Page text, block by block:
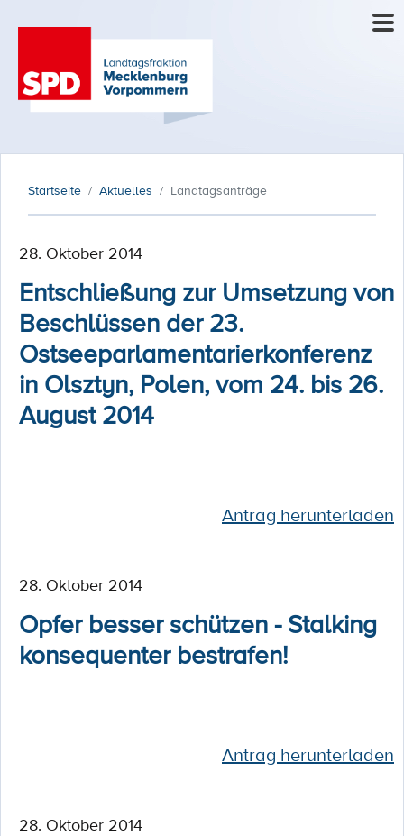
Startseite Aktuelles Landtagsanträge
28. Oktober 2014
Entschließung zur Umsetzung von
Beschlüssen der 23.
Ostseeparlamentarierkonferenz
in Olsztyn, Polen, vom 24. bis 26.
August 2014
Antrag herunterladen
28. Oktober 2014
Opfer besser schützen - Stalking
konsequenter bestrafen!
Antrag herunterladen
28. Oktober 2014